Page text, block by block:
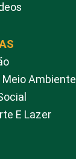
Ambiente
E Lazer